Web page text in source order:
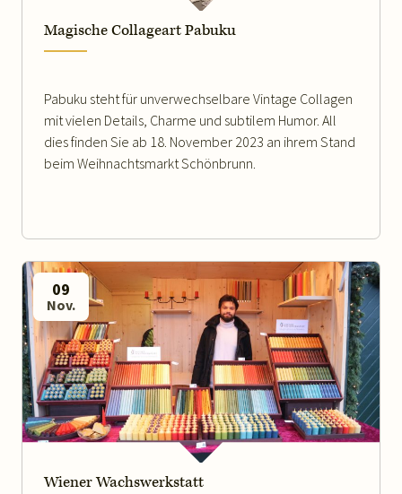
Magische Collageart Pabuku
Pabuku steht für unverwechselbare Vintage Collagen
mit vielen Details, Charme und subtilem Humor. All
dies finden Sie ab 18. November 2023 an ihrem Stand
beim Weihnachtsmarkt Schönbrunn.
WEITERLESEN
09
Nov.
Wiener Wachswerkstatt